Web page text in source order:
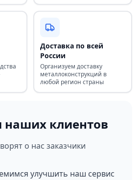
Доставка по всей
России
Организуем доставку
металлоконструкций в
любой регион страны
клиентов
о нас заказчики
улучшить наш сервис